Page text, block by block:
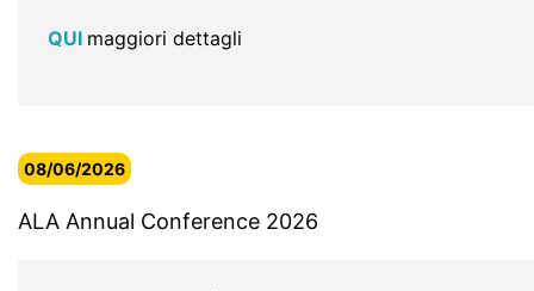
QUI maggiori dettagli
08/06/2026
ALA Annual Conference 2026